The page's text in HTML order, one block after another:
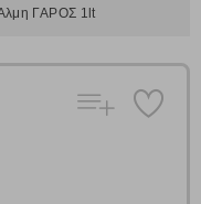
ΓΑΡΟΣ 1lt